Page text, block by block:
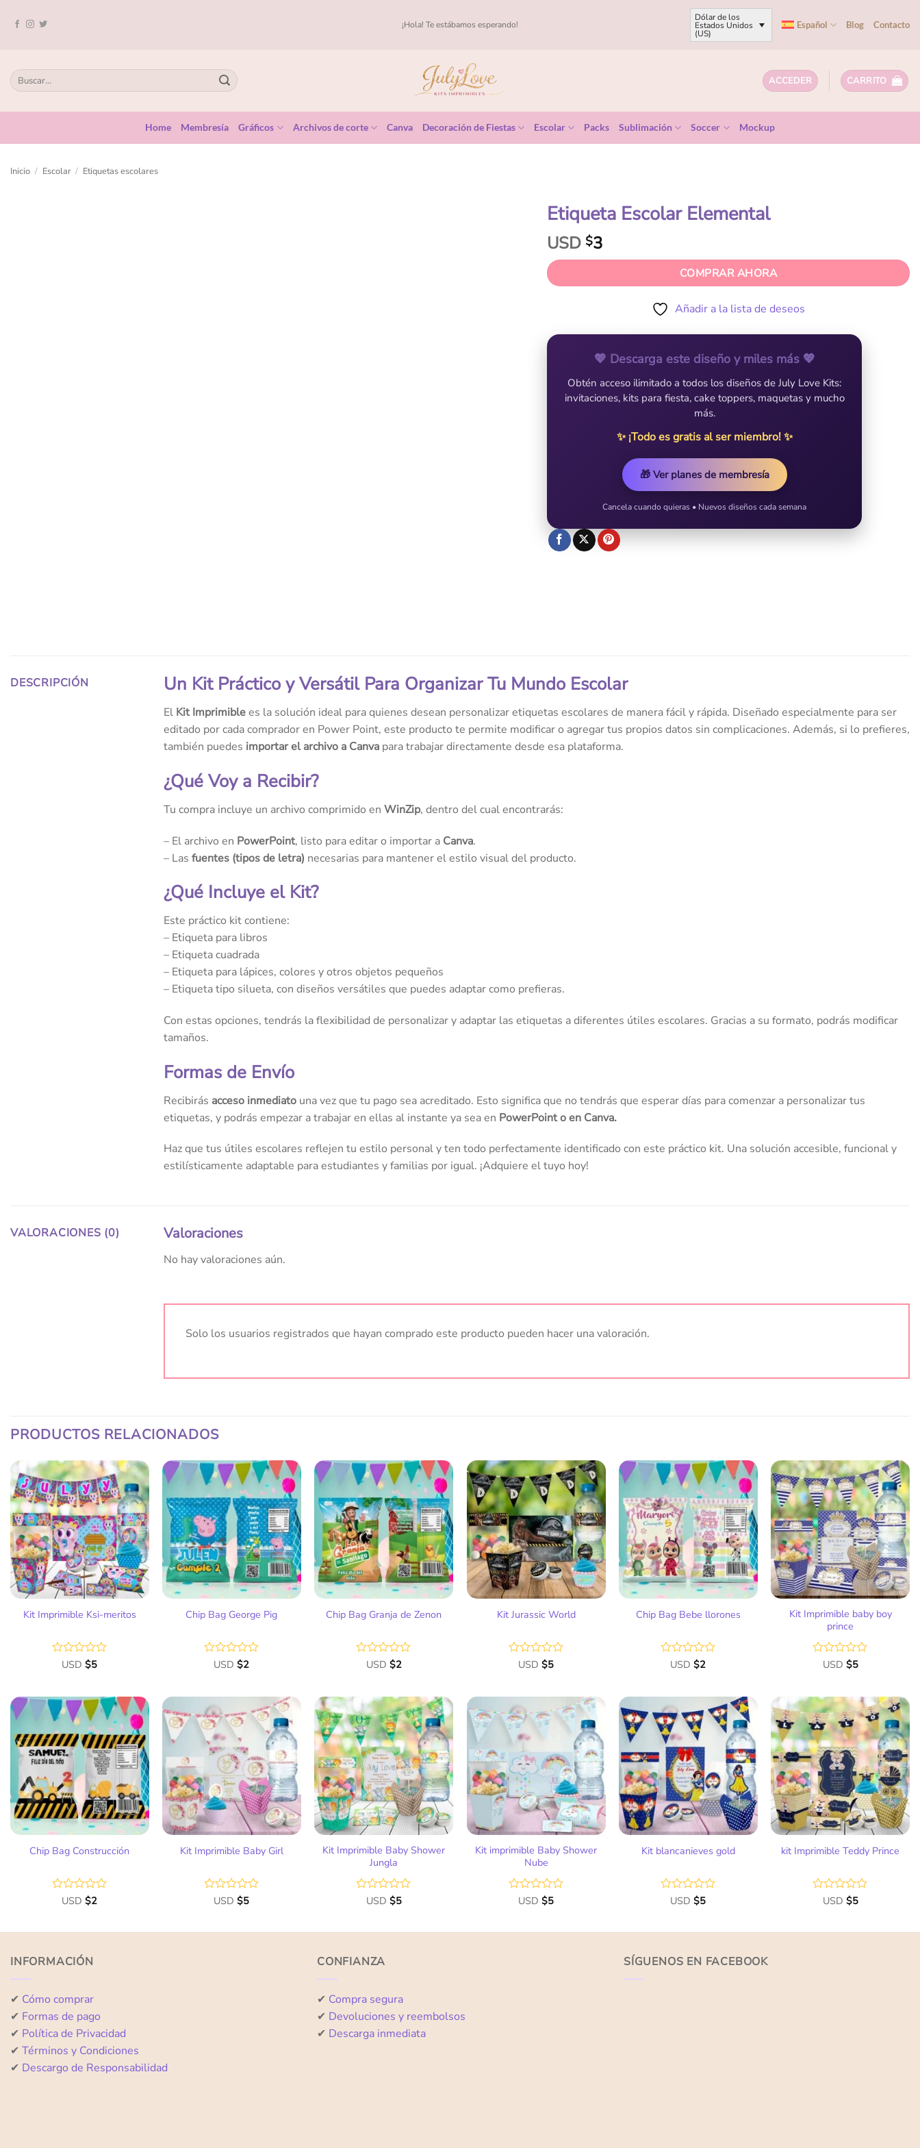
¡Hola! Te estábamos esperando!
Dólar de los
Estados Unidos
(US)
Español Blog Contacto
ACCEDER CARRITO
Home Membresía Gráficos Archivos de corte Canva Decoración de Fiestas Escolar Packs Sublimación Soccer Mockup
Inicio / Escolar / Etiquetas escolares
Etiqueta Escolar Elemental
USD $3
COMPRAR AHORA
Añadir a la lista de deseos
💖 Descarga este diseño y miles más 💖
Obtén acceso ilimitado a todos los diseños de July Love Kits:
invitaciones, kits para fiesta, cake toppers, maquetas y mucho
más.
✨ ¡Todo es gratis al ser miembro! ✨
🎁 Ver planes de membresía
Cancela cuando quieras • Nuevos diseños cada semana
DESCRIPCIÓN Un Kit Práctico y Versátil Para Organizar Tu Mundo Escolar
El Kit Imprimiblees la solución ideal para quienes desean personalizar etiquetas escolares de manera fácil y rápida. Diseñado especialmente para ser
editado por cada comprador en Power Point, este producto te permite modificar o agregar tus propios datos sin complicaciones. Además, si lo prefieres,
también puedes importar el archivo a Canva para trabajar directamente desde esa plataforma.
¿Qué Voy a Recibir?
Tu compra incluye un archivo comprimido en WinZip, dentro del cual encontrarás:
– El archivo en PowerPoint, listo para editar o importar a Canva.
– Las fuentes (tipos de letra) necesarias para mantener el estilo visual del producto.
¿Qué Incluye el Kit?
Este práctico kit contiene:
– Etiqueta para libros
– Etiqueta cuadrada
– Etiqueta para lápices, colores y otros objetos pequeños
– Etiqueta tipo silueta, con diseños versátiles que puedes adaptar como prefieras.
Con estas opciones, tendrás la flexibilidad de personalizar y adaptar las etiquetas a diferentes útiles escolares. Gracias a su formato, podrás modificar
tamaños.
Formas de Envío
Recibirás acceso inmediato una vez que tu pago sea acreditado. Esto significa que no tendrás que esperar días para comenzar a personalizar tus
etiquetas, y podrás empezar a trabajar en ellas al instante ya sea en PowerPoint o en Canva.
Haz que tus útiles escolares reflejen tu estilo personal y ten todo perfectamente identificado con este práctico kit. Una solución accesible, funcional y
estilísticamente adaptable para estudiantes y familias por igual. ¡Adquiere el tuyo hoy!
VALORACIONES (0) Valoraciones
No hay valoraciones aún.
Solo los usuarios registrados que hayan comprado este producto pueden hacer una valoración.
PRODUCTOS RELACIONADOS
Añadir
a la
lista
de
deseos
Kit Imprimible Ksi-meritos
Valorado
de
USD$5
Añadir
a la
lista
de
deseos
Chip Bag George Pig
Valorado
de
5
USD$2
Añadir
a la
lista
de
deseos
Chip Bag Granja de Zenon
Valorado
USD $2
Añadir
a la
lista
de
deseos
Kit Jurassic World
Valorado
de
5
USD$5
Añadir
a la
lista
de
deseos
Chip Bag Bebe llorones
Valorado
de
5
USD$2
Añadir
a la
lista
de
deseos
Kit Imprimible baby boy
prince
Valorado
de
5
USD $5
Añadir
a la
lista
de
deseos
Chip Bag Construcción
Valorado
de
USD$2
Añadir
a la
lista
de
deseos
Kit Imprimible Baby Girl
Valorado
de
USD$5
Añadir
a la
lista
de
deseos
Kit Imprimible Baby Shower
Jungla
Valorado
de
USD $5
Añadir
a la
lista
de
deseos
Kit imprimible Baby Shower
Nube
Valorado
de
USD$5
Añadir
a la
lista
de
deseos
Kit blancanieves gold
Valorado
de
USD$5
Añadir
a la
lista
de
deseos
kit Imprimible Teddy Prince
Valorado
de
USD $5
INFORMACIÓN
✔ Cómo comprar
✔ Formas de pago
✔ Política de Privacidad
✔ Términos y Condiciones
✔ Descargo de Responsabilidad
CONFIANZA
✔ Compra segura
✔ Devoluciones y reembolsos
✔ Descarga inmediata
SÍGUENOS EN FACEBOOK